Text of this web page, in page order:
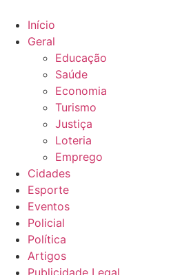
para
conteúdo
Início
Geral
Educação
Saúde
Economia
Turismo
Justiça
Loteria
Emprego
Cidades
Esporte
Eventos
Policial
Política
Artigos
Publicidade Legal